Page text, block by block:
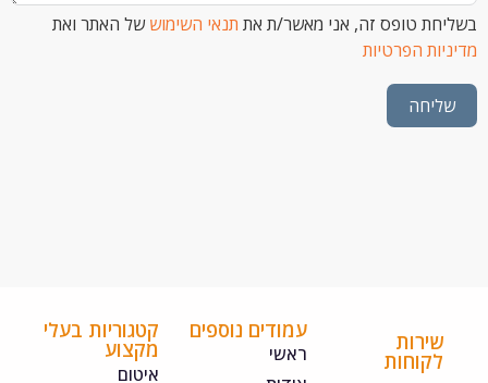
טופס זה, אני מאשר/ת אתתנאי השימוש של האתר ואת
הפרטיות
עמודים נוספים קטגוריות בעלי